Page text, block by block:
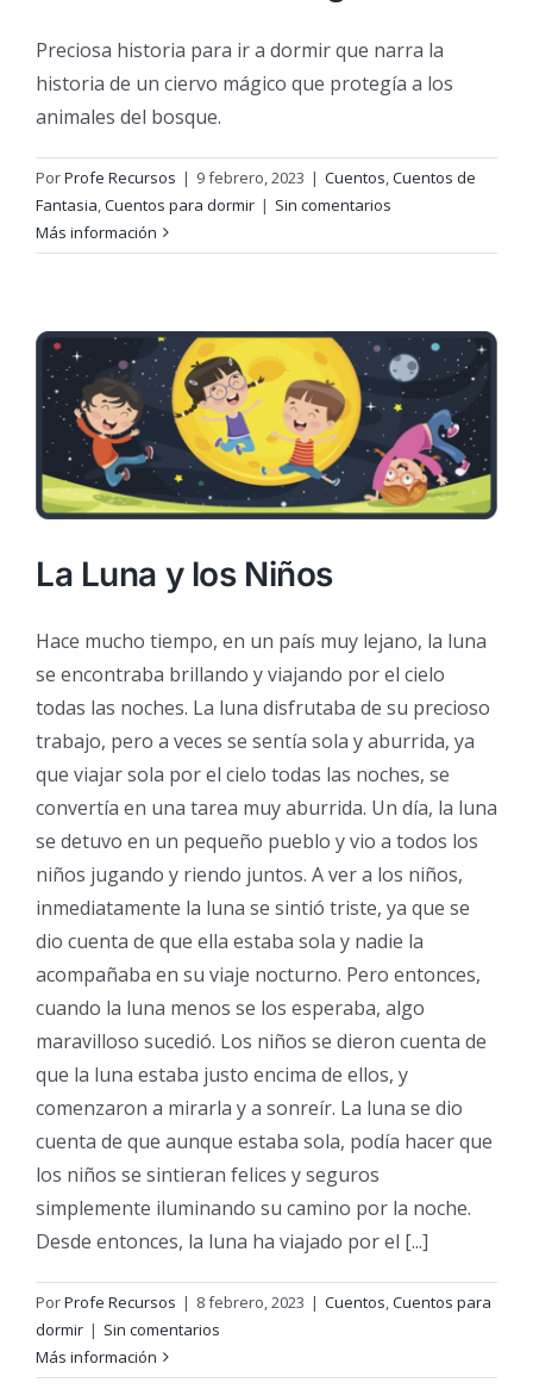
Preciosa historia para ir a dormir que narra la
historia de un ciervo mágico que protegía a los
animales del bosque.
PorProfe Recursos | 9 febrero, 2023 | Cuentos,Cuentos de
Fantasia,Cuentos para dormir | Sin comentarios
Más información
La Luna y los Niños
Hace mucho tiempo, en un país muy lejano, la luna
se encontraba brillando y viajando por el cielo
todas las noches. La luna disfrutaba de su precioso
trabajo, pero a veces se sentía sola y aburrida, ya
que viajar sola por el cielo todas las noches, se
convertía en una tarea muy aburrida. Un día, la luna
se detuvo en un pequeño pueblo y vio a todos los
niños jugando y riendo juntos. A ver a los niños,
inmediatamente la luna se sintió triste, ya que se
dio cuenta de que ella estaba sola y nadie la
acompañaba en su viaje nocturno. Pero entonces,
cuando la luna menos se los esperaba, algo
maravilloso sucedió. Los niños se dieron cuenta de
que la luna estaba justo encima de ellos, y
comenzaron a mirarla y a sonreír. La luna se dio
cuenta de que aunque estaba sola, podía hacer que
los niños se sintieran felices y seguros
simplemente iluminando su camino por la noche.
Desde entonces, la luna ha viajado por el [...]
PorProfe Recursos | 8 febrero, 2023 | Cuentos,Cuentos para
dormir | Sin comentarios
Más información